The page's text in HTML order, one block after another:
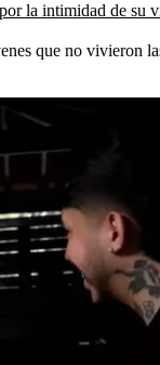
la intimidad de su
que no vivieron